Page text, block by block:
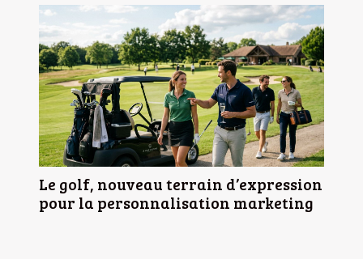
Le golf, nouveau terrain d’expression
pour la personnalisation marketing